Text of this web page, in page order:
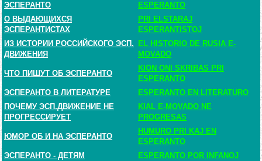
ЭСПЕРАНТО
ESPERANTO
О ВЫДАЮЩИХСЯ
ЭСПЕРАНТИСТАХ
PRI ELSTARAJ
ESPERANTISTOJ
ИЗ ИСТОРИИ РОССИЙСКОГО ЭСП.
ДВИЖЕНИЯ
EL HISTORIO DE RUSIA E-
MOVADO
ЧТО ПИШУТ ОБ ЭСПЕРАНТО
KION ONI SKRIBAS PRI
ESPERANTO
ЭСПЕРАНТО В ЛИТЕРАТУРЕ
ESPERANTO EN LITERATURO
ПОЧЕМУ ЭСП.ДВИЖЕНИЕ НЕ
ПРОГРЕССИРУЕТ
KIAL E-MOVADO NE
PROGRESAS
ЮМОР ОБ И НА ЭСПЕРАНТО
HUMURO PRI KAJ EN
ESPERANTO
ЭСПЕРАНТО - ДЕТЯМ
ESPERANTO POR INFANOJ